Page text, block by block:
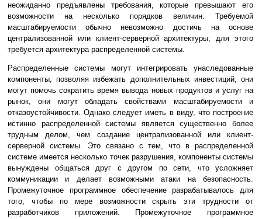
неожиданно предъявлены требования, которые превышают его
возможности на несколько порядков величин. Требуемой
масштабируемости обычно невозможно достичь на основе
централизованной или клиент-серверной архитектуры; для этого
требуется архитектура распределенной системы.
Распределенные системы могут интегрировать унаследованные
компоненты, позволяя избежать дополнительных инвестиций, они
могут помочь сократить время вывода новых продуктов и услуг на
рынок, они могут обладать свойствами масштабируемости и
отказоустойчивости. Однако следует иметь в виду, что построение
истинно распределенной системы является существенно более
трудным делом, чем создание централизованной или клиент-
серверной системы. Это связано с тем, что в распределенной
системе имеется несколько точек разрушения, компоненты системы
вынуждены общаться друг с другом по сети, что усложняет
коммуникации и делает возможными атаки на безопасность.
Промежуточное программное обеспечение разрабатывалось для
того, чтобы по мере возможности скрыть эти трудности от
разработчиков приложений. Промежуточное программное